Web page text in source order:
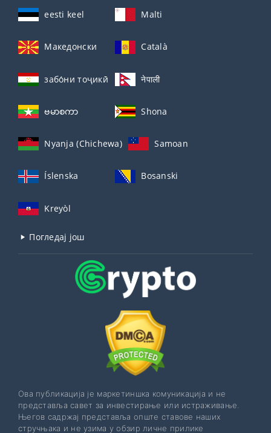
eesti keel Malti
Македонски Català
забо́ни тоҷикӣ́ नेपाली
ဗမာစကာ Shona
Nyanja (Chichewa) Samoan
Íslenska Bosanski
Kreyòl
Погледај још
Ова публикација је маркетиншка комуникација и не
представља савет за инвестирање или истраживање.
Његов садржај представља опште ставове наших
стручњака и не узима у обзир личне прилике